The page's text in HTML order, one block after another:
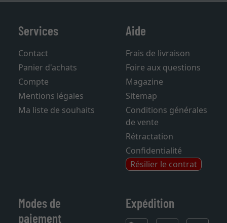
Services
Contact
Panier d'achats
Compte
Mentions légales
Aide
Frais de livraison
Foire aux questions
Magazine
Sitemap
Conditions générales
de vente
Rétractation
Confidentialité
Résilier le contrat
Modes de
Expédition